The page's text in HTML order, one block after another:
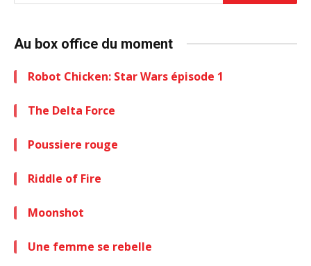
Au box office du moment
Robot Chicken: Star Wars épisode 1
The Delta Force
Poussiere rouge
Riddle of Fire
Moonshot
Une femme se rebelle